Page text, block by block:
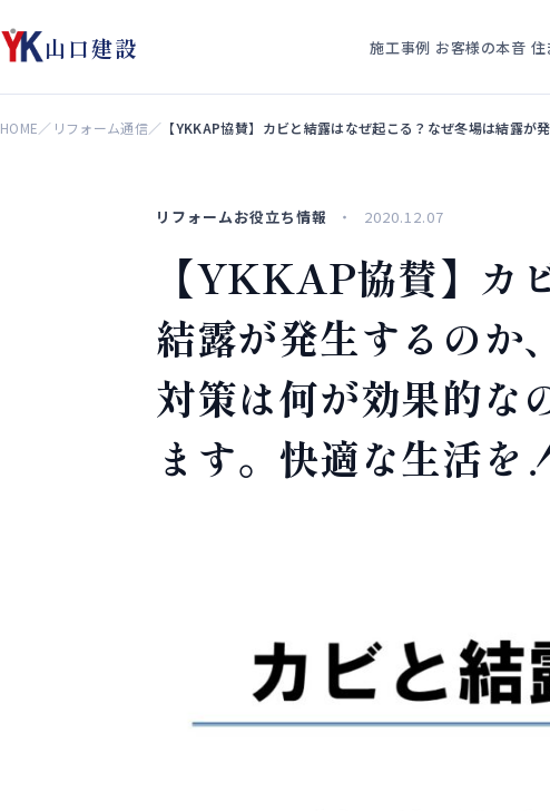
山口建設 施工事例 お客様の本音 住
HOME／ リフォーム通信／ 【YKKAP協賛】カビと結露はなぜ起こる？なぜ冬場は結露
リフォームお役立ち情報 2020.12.07
【YKKAP協賛】カ
結露が発生するのか
対策は何が効果的な
ます。快適な生活を